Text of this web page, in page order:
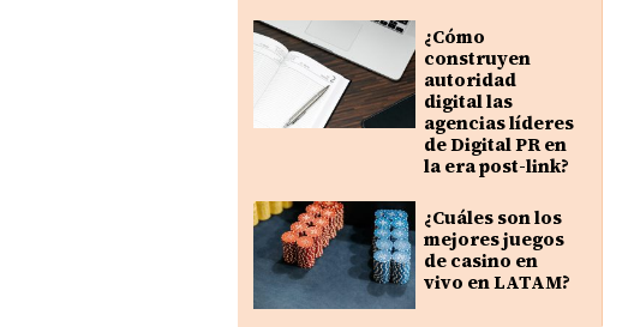
¿Cómo
construyen
autoridad
digital las
agencias líderes
de Digital PR en
la era post-link?
¿Cuáles son los
mejores juegos
de casino en
vivo en LATAM?